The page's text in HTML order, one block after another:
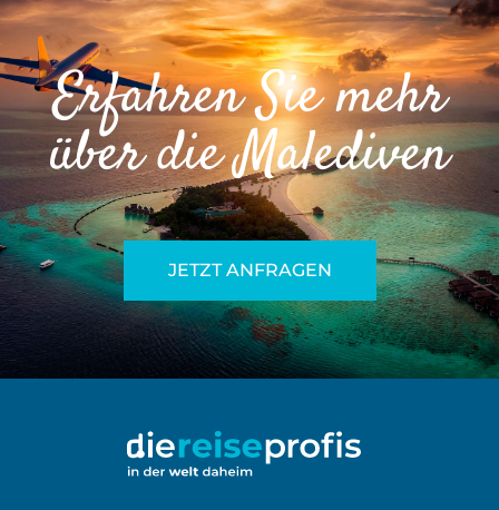
Erfahren Sie mehr
über die Malediven
JETZT ANFRAGEN